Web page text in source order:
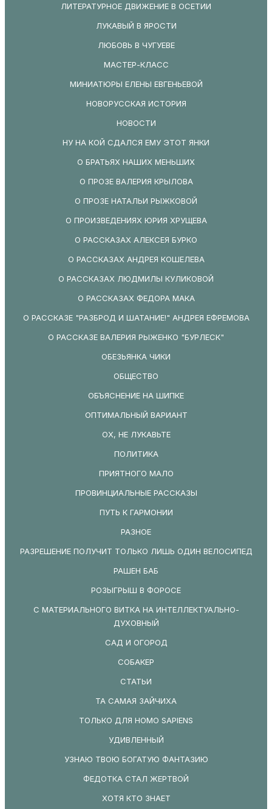
ЛИТЕРАТУРНОЕ ДВИЖЕНИЕ В ОСЕТИИ
ЛУКАВЫЙ В ЯРОСТИ
ЛЮБОВЬ В ЧУГУЕВЕ
МАСТЕР-КЛАСС
МИНИАТЮРЫ ЕЛЕНЫ ЕВГЕНЬЕВОЙ
НОВОРУССКАЯ ИСТОРИЯ
НОВОСТИ
НУ НА КОЙ СДАЛСЯ ЕМУ ЭТОТ ЯНКИ
О БРАТЬЯХ НАШИХ МЕНЬШИХ
О ПРОЗЕ ВАЛЕРИЯ КРЫЛОВА
О ПРОЗЕ НАТАЛЬИ РЫЖКОВОЙ
О ПРОИЗВЕДЕНИЯХ ЮРИЯ ХРУЩЕВА
О РАССКАЗАХ АЛЕКСЕЯ БУРКО
О РАССКАЗАХ АНДРЕЯ КОШЕЛЕВА
О РАССКАЗАХ ЛЮДМИЛЫ КУЛИКОВОЙ
О РАССКАЗАХ ФЕДОРА МАКА
О РАССКАЗЕ "РАЗБРОД И ШАТАНИЕ!" АНДРЕЯ ЕФРЕМОВА
О РАССКАЗЕ ВАЛЕРИЯ РЫЖЕНКО "БУРЛЕСК"
ОБЕЗЬЯНКА ЧИКИ
ОБЩЕСТВО
ОБЪЯСНЕНИЕ НА ШИПКЕ
ОПТИМАЛЬНЫЙ ВАРИАНТ
ОХ, НЕ ЛУКАВЬТЕ
ПОЛИТИКА
ПРИЯТНОГО МАЛО
ПРОВИНЦИАЛЬНЫЕ РАССКАЗЫ
ПУТЬ К ГАРМОНИИ
РАЗНОЕ
РАЗРЕШЕНИЕ ПОЛУЧИТ ТОЛЬКО ЛИШЬ ОДИН ВЕЛОСИПЕД
РАШЕН БАБ
РОЗЫГРЫШ В ФОРОСЕ
С МАТЕРИАЛЬНОГО ВИТКА НА ИНТЕЛЛЕКТУАЛЬНО-
ДУХОВНЫЙ
САД И ОГОРОД
СОБАКЕР
СТАТЬИ
ТА САМАЯ ЗАЙЧИХА
ТОЛЬКО ДЛЯ HOMO SAPIENS
УДИВЛЕННЫЙ
УЗНАЮ ТВОЮ БОГАТУЮ ФАНТАЗИЮ
ФЕДОТКА СТАЛ ЖЕРТВОЙ
ХОТЯ КТО ЗНАЕТ